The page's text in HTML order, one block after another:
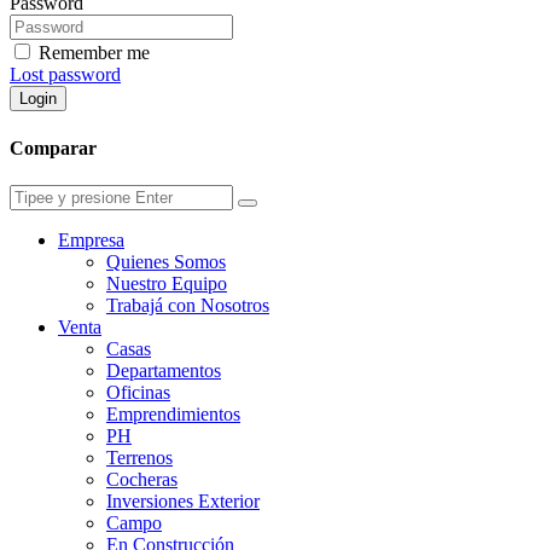
Remember me
Lost password
Login
Comparar
Empresa
Quienes Somos
Nuestro Equipo
Trabajá con Nosotros
Venta
Casas
Departamentos
Oficinas
Emprendimientos
PH
Terrenos
Cocheras
Inversiones Exterior
Campo
En Construcción